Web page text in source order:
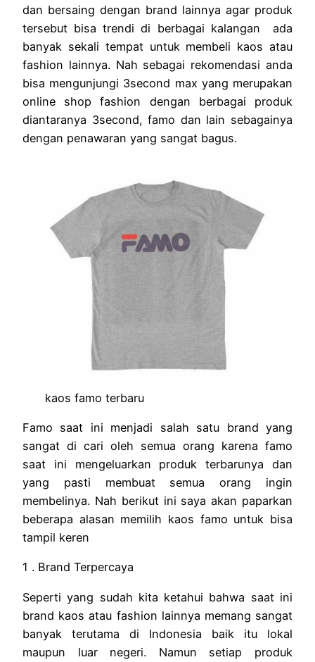
dan bersaing dengan brand lainnya agar produk
tersebut bisa trendi di berbagai kalangan ada
banyak sekali tempat untuk membeli kaos atau
fashion lainnya. Nah sebagai rekomendasi anda
bisa mengunjungi 3second max yang merupakan
online shop fashion dengan berbagai produk
diantaranya 3second, famo dan lain sebagainya
dengan penawaran yang sangat bagus.
kaos famo terbaru
Famo saat ini menjadi salah satu brand yang
sangat di cari oleh semua orang karena famo
saat ini mengeluarkan produk terbarunya dan
yang pasti membuat semua orang ingin
membelinya. Nah berikut ini saya akan paparkan
beberapa alasan memilih kaos famo untuk bisa
tampil keren
1 . Brand Terpercaya
Seperti yang sudah kita ketahui bahwa saat ini
brand kaos atau fashion lainnya memang sangat
banyak terutama di Indonesia baik itu lokal
maupun luar negeri. Namun setiap produk